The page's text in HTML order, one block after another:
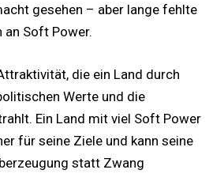
gesehen – aber lange fehlte
an Soft Power.
die ein Land durch
Werte und die
Ein Land mit viel Soft Power
für seine Ziele und kann seine
statt Zwang